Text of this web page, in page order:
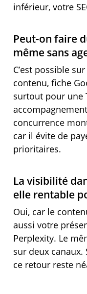
inférieur, votre
Peut-on faire
même sans
C’est possible
contenu, fiche
surtout pour une
concurrence
car il évite de
prioritaires.
La visibilité
elle rentable
Oui, car le
aussi votre
Perplexity. Le
sur deux canaux.
ce retour reste